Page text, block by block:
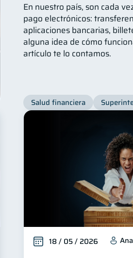
En nuestro país, son cada
pago electrónicos:
aplicaciones bancarias,
alguna idea de cómo
artículo te lo contamos.
Salud financiera
18 / 05 / 2026